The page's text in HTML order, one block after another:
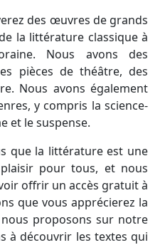
des œuvres de grands
la littérature classique à
Nous avons des
pièces de théâtre, des
Nous avons également
y compris la science-
et le suspense.
que la littérature est une
pour tous, et nous
offrir un accès gratuit à
que vous apprécierez la
proposons sur notre
à découvrir les textes qui